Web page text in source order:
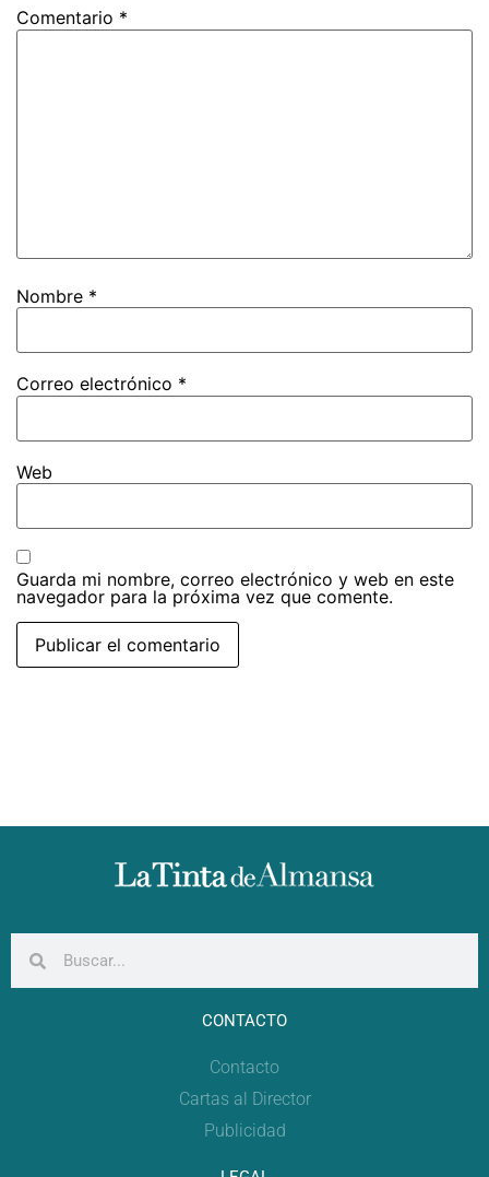
Comentario *
Nombre *
Correo electrónico *
Web
Guarda mi nombre, correo electrónico y web en este
navegador para la próxima vez que comente.
CONTACTO
Contacto
Cartas al Director
Publicidad